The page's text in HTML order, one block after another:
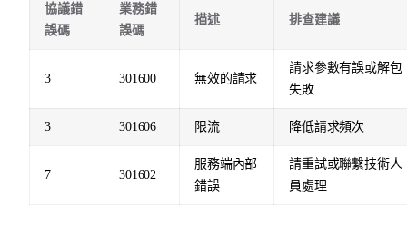
協議錯
誤碼
業務錯
誤碼
描述 排查建議
3 301600 無效的請求
請求參數有誤或解包
失敗
3 301606 限流 降低請求頻次
7 301602
服務端內部
錯誤
請重試或聯繫技術人
員處理